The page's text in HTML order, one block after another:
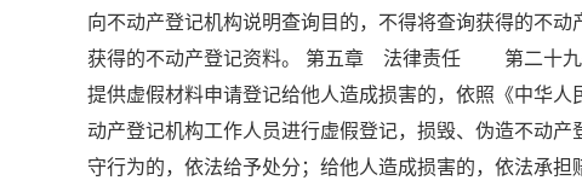
向不动产登记机构说明查询目的，不得将查询获得的不
获得的不动产登记资料。 第五章 法律责任 第二十九
提供虚假材料申请登记给他人造成损害的，依照《中
动产登记机构工作人员进行虚假登记，损毁、伪造不动
守行为的，依法给予处分；给他人造成损害的，依法